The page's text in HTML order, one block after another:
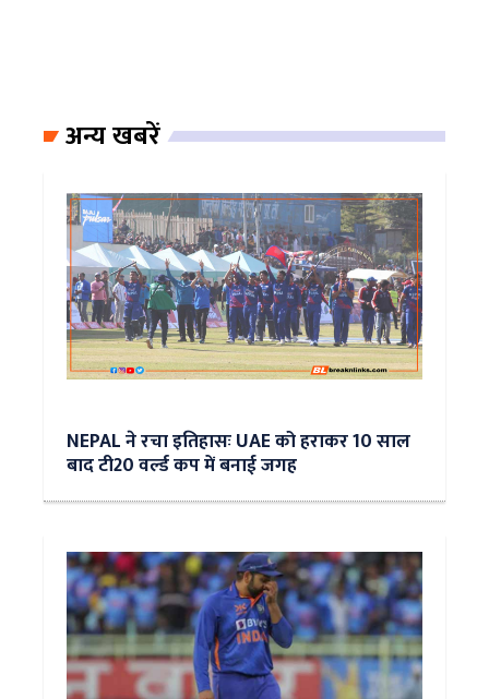
अन्य खबरें
NEPAL ने रचा इतिहासः UAE को हराकर 10 साल
बाद टी20 वर्ल्ड कप में बनाई जगह